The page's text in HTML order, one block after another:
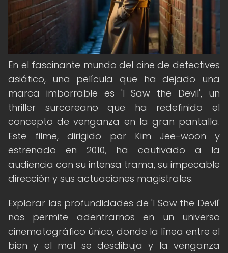
En el fascinante mundo del cine de detectives
asiático, una película que ha dejado una
marca imborrable es 'I Saw the Devil', un
thriller surcoreano que ha redefinido el
concepto de venganza en la gran pantalla.
Este filme, dirigido por Kim Jee-woon y
estrenado en 2010, ha cautivado a la
audiencia con su intensa trama, su impecable
dirección y sus actuaciones magistrales.
Explorar las profundidades de 'I Saw the Devil'
nos permite adentrarnos en un universo
cinematográfico único, donde la línea entre el
bien y el mal se desdibuja y la venganza